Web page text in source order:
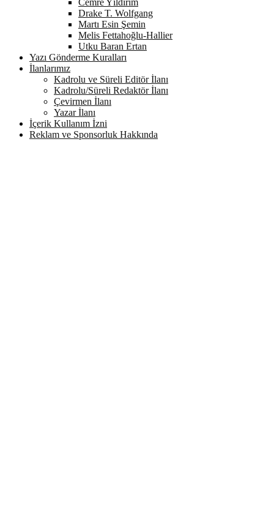
Cemre Yıldırım
Drake T. Wolfgang
Martı Esin Şemin
Melis Fettahoğlu-Hallier
Utku Baran Ertan
Yazı Gönderme Kuralları
İlanlarımız
Kadrolu ve Süreli Editör İlanı
Kadrolu/Süreli Redaktör İlanı
Çevirmen İlanı
Yazar İlanı
İçerik Kullanım İzni
Reklam ve Sponsorluk Hakkında